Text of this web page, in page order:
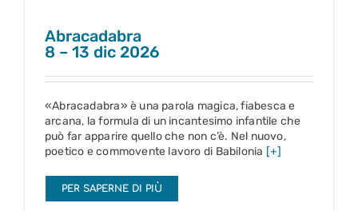
Abracadabra
8 – 13 dic 2026
«Abracadabra» è una parola magica, fiabesca e
arcana, la formula di un incantesimo infantile che
può far apparire quello che non c’è. Nel nuovo,
poetico e commovente lavoro di Babilonia [+]
PER SAPERNE DI PIÙ